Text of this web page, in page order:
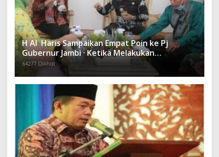
H Al Haris Sampaikan Empat Poin ke Pj
Gubernur Jambi · Ketika Melakukan
Kunjungan Kerja ke Merangin
64277 Dilihat